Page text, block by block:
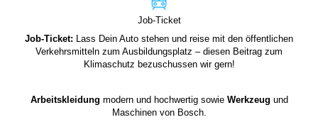
Job-Ticket
Job-Ticket: Lass Dein Auto stehen und reise mit den öffentlichen
Verkehrsmitteln zum Ausbildungsplatz – diesen Beitrag zum
Klimaschutz bezuschussen wir gern!
Arbeitskleidung modern und hochwertig sowie Werkzeug und
Maschinen von Bosch.